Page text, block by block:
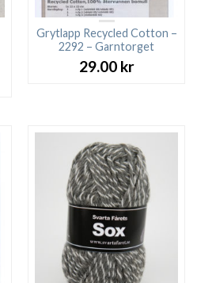
Grytlapp Recycled Cotton –
2292 – Garntorget
29.00 kr